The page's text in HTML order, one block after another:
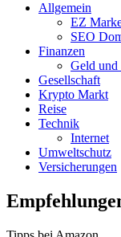
Allgemein
EZ
SEO
Finanzen
Geld und
Gesellschaft
Krypto Markt
Reise
Technik
Internet
Umweltschutz
Versicherungen